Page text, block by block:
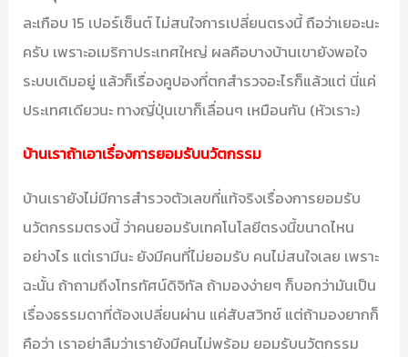
ละเกือบ 15 เปอร์เซ็นต์ ไม่สนใจการเปลี่ยนตรงนี้ ถือว่าเยอะนะ
ครับ เพราะอเมริกาประเทศใหญ่ ผลคือบางบ้านเขายังพอใจ
ระบบเดิมอยู่ แล้วก็เรื่องคูปองที่ตกสำรวจอะไรก็แล้วแต่ นี่แค่
ประเทศเดียวนะ ทางญี่ปุ่นเขาก็เลื่อนๆ เหมือนกัน (หัวเราะ)
บ้านเราถ้าเอาเรื่องการยอมรับนวัตกรรม
บ้านเรายังไม่มีการสำรวจตัวเลขที่แท้จริงเรื่องการยอมรับ
นวัตกรรมตรงนี้ ว่าคนยอมรับเทคโนโลยีตรงนี้ขนาดไหน
อย่างไร แต่เรามีนะ ยังมีคนที่ไม่ยอมรับ คนไม่สนใจเลย เพราะ
ฉะนั้น ถ้าถามถึงโทรทัศน์ดิจิทัล ถ้ามองง่ายๆ ก็บอกว่ามันเป็น
เรื่องธรรมดาที่ต้องเปลี่ยนผ่าน แค่สับสวิทช์ แต่ถ้ามองยากก็
คือว่า เราอย่าลืมว่าเรายังมีคนไม่พร้อม ยอมรับนวัตกรรม